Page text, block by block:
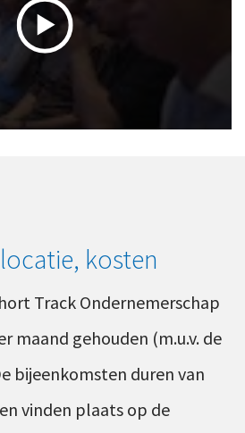
kosten
Track Ondernemerschap
maand gehouden (m.u.v. de
bijeenkomsten duren van
vinden plaats op de